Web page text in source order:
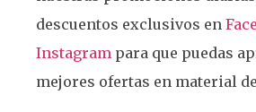
descuentos exclusivos en
Instagram para que puedas
mejores ofertas en material